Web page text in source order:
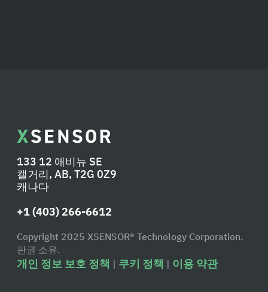
133 12 애비뉴 SE
캘거리, AB, T2G 0Z9
캐나다
+1 (403) 266-6612
Copyright 2025 XSENSOR® Technology Corporation.
판권 소유.
개인 정보 보호 정책 | 쿠키 정책 | 이용 약관